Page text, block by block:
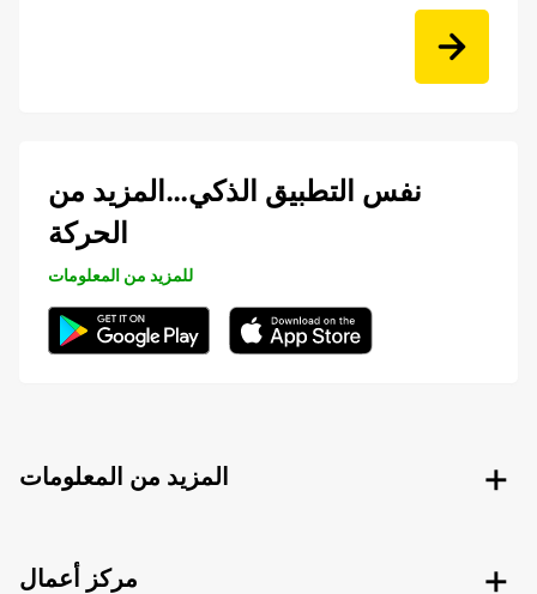
نفس التطبيق الذكي…المزيد من
الحركة
للمزيد من المعلومات
المزيد من المعلومات
مركز أعمال